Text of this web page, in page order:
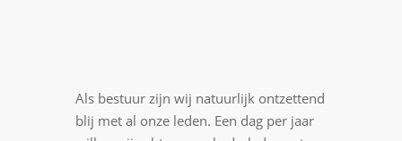
Als bestuur zijn wij natuurlijk ontzettend
blij met al onze leden. Een dag per jaar